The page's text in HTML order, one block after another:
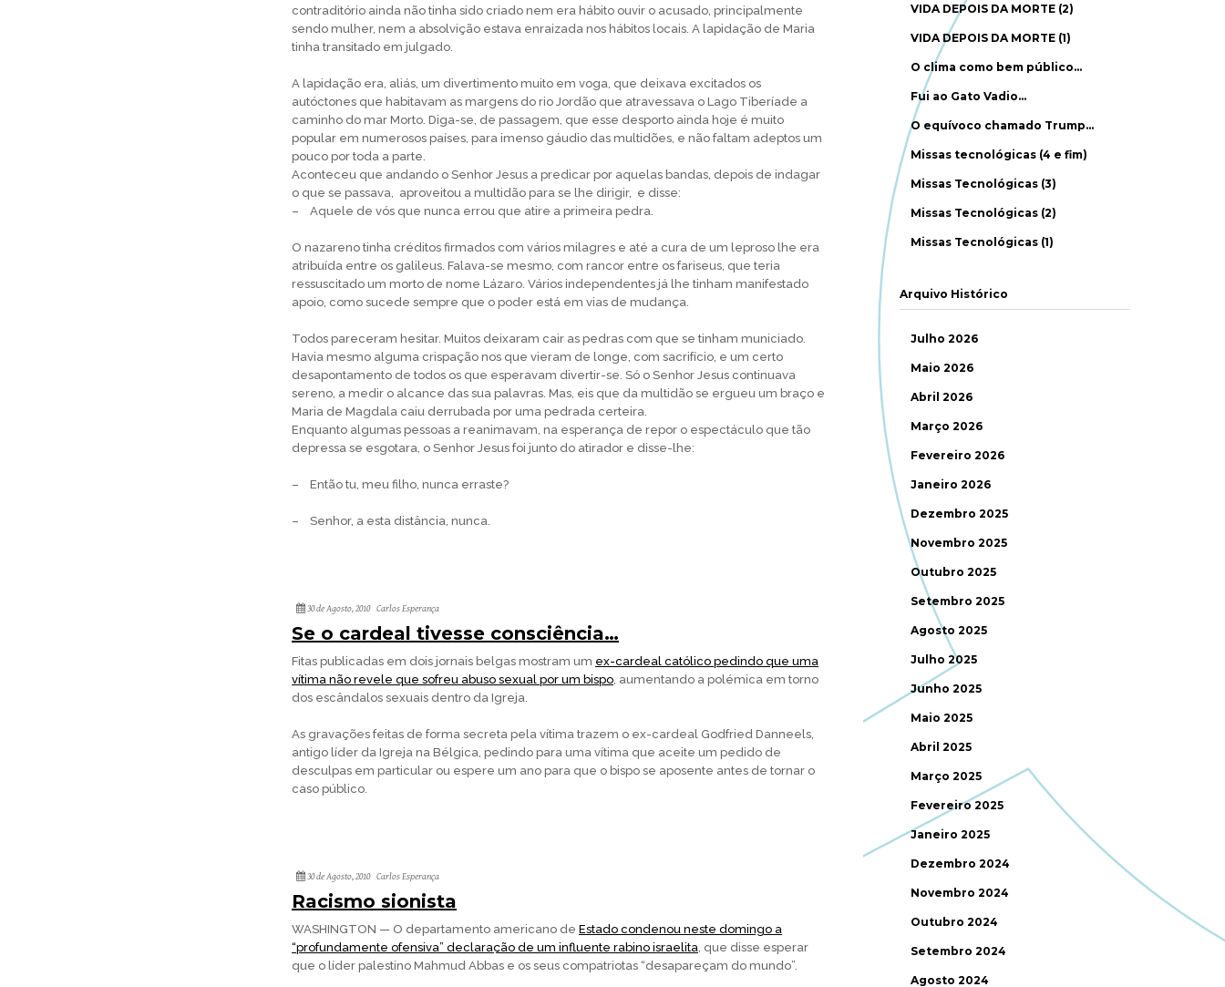
contraditório ainda não tinha sido criado nem era hábito ouvir o acusado, principalmente
sendo mulher, nem a absolvição estava enraizada nos hábitos locais. A lapidação de Maria
tinha transitado em julgado.
A lapidação era, aliás, um divertimento muito em voga, que deixava excitados os
autóctones que habitavam as margens do rio Jordão que atravessava o Lago Tiberíade a
caminho do mar Morto. Diga-se, de passagem, que esse desporto ainda hoje é muito
popular em numerosos países, para imenso gáudio das multidões, e não faltam adeptos um
pouco por toda a parte.
Aconteceu que andando o Senhor Jesus a predicar por aquelas bandas, depois de indagar
o que se passava, aproveitou a multidão para se lhe dirigir, e disse:
– Aquele de vós que nunca errou que atire a primeira pedra.
O nazareno tinha créditos firmados com vários milagres e até a cura de um leproso lhe era
atribuída entre os galileus. Falava-se mesmo, com rancor entre os fariseus, que teria
ressuscitado um morto de nome Lázaro. Vários independentes já lhe tinham manifestado
apoio, como sucede sempre que o poder está em vias de mudança.
Todos pareceram hesitar. Muitos deixaram cair as pedras com que se tinham municiado.
Havia mesmo alguma crispação nos que vieram de longe, com sacrifício, e um certo
desapontamento de todos os que esperavam divertir-se. Só o Senhor Jesus continuava
sereno, a medir o alcance das sua palavras. Mas, eis que da multidão se ergueu um braço e
Maria de Magdala caiu derrubada por uma pedrada certeira.
Enquanto algumas pessoas a reanimavam, na esperança de repor o espectáculo que tão
depressa se esgotara, o Senhor Jesus foi junto do atirador e disse-lhe:
– Então tu, meu filho, nunca erraste?
– Senhor, a esta distância, nunca.
30 de Agosto, 2010 Carlos Esperança
Se o cardeal tivesse consciência…
Fitas publicadas em dois jornais belgas mostram um ex-cardeal católico pedindo que uma
vítima não revele que sofreu abuso sexual por um bispo, aumentando a polémica em torno
dos escândalos sexuais dentro da Igreja.
As gravações feitas de forma secreta pela vítima trazem o ex-cardeal Godfried Danneels,
antigo líder da Igreja na Bélgica, pedindo para uma vítima que aceite um pedido de
desculpas em particular ou espere um ano para que o bispo se aposente antes de tornar o
caso público.
30 de Agosto, 2010 Carlos Esperança
Racismo sionista
WASHINGTON — O departamento americano de Estado condenou neste domingo a
“profundamente ofensiva” declaração de um influente rabino israelita, que disse esperar
que o líder palestino Mahmud Abbas e os seus compatriotas “desapareçam do mundo”.
VIDA DEPOIS DA MORTE (2)
VIDA DEPOIS DA MORTE (1)
O clima como bem público…
Fui ao Gato Vadio…
O equívoco chamado Trump…
Missas tecnológicas (4 e fim)
Missas Tecnológicas (3)
Missas Tecnológicas (2)
Missas Tecnológicas (1)
Arquivo Histórico
Julho 2026
Maio 2026
Abril 2026
Março 2026
Fevereiro 2026
Janeiro 2026
Dezembro 2025
Novembro 2025
Outubro 2025
Setembro 2025
Agosto 2025
Julho 2025
Junho 2025
Maio 2025
Abril 2025
Março 2025
Fevereiro 2025
Janeiro 2025
Dezembro 2024
Novembro 2024
Outubro 2024
Setembro 2024
Agosto 2024